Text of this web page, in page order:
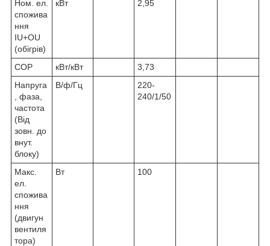
Ном. ел.
спожива
ння
IU+OU
(обігрів)
кВт 2,95
COP кВт/кВт
3,73
Напруга
, фаза,
частота
(Від
зовн. до
внут.
блоку)
В/ф/Гц
220-
240/1/50
Макс.
ел.
cпожива
ння
(двигун
вентиля
тора)
Вт 100